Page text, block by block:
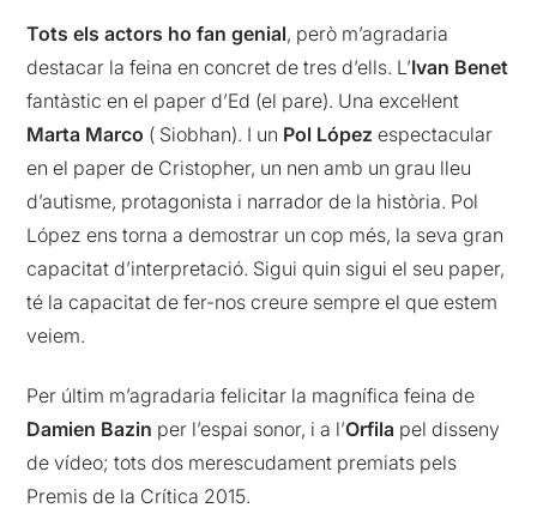
Tots els actors ho fan genial, però m’agradaria
destacar la feina en concret de tres d’ells. L’Ivan Benet
fantàstic en el paper d’Ed (el pare). Una excel·lent
Marta Marco ( Siobhan). I un Pol López espectacular
en el paper de Cristopher, un nen amb un grau lleu
d’autisme, protagonista i narrador de la història. Pol
López ens torna a demostrar un cop més, la seva gran
capacitat d’interpretació. Sigui quin sigui el seu paper,
té la capacitat de fer-nos creure sempre el que estem
veiem.
Per últim m’agradaria felicitar la magnífica feina de
Damien Bazin per l’espai sonor, i a l’Orfila pel disseny
de vídeo; tots dos merescudament premiats pels
Premis de la Crítica 2015.